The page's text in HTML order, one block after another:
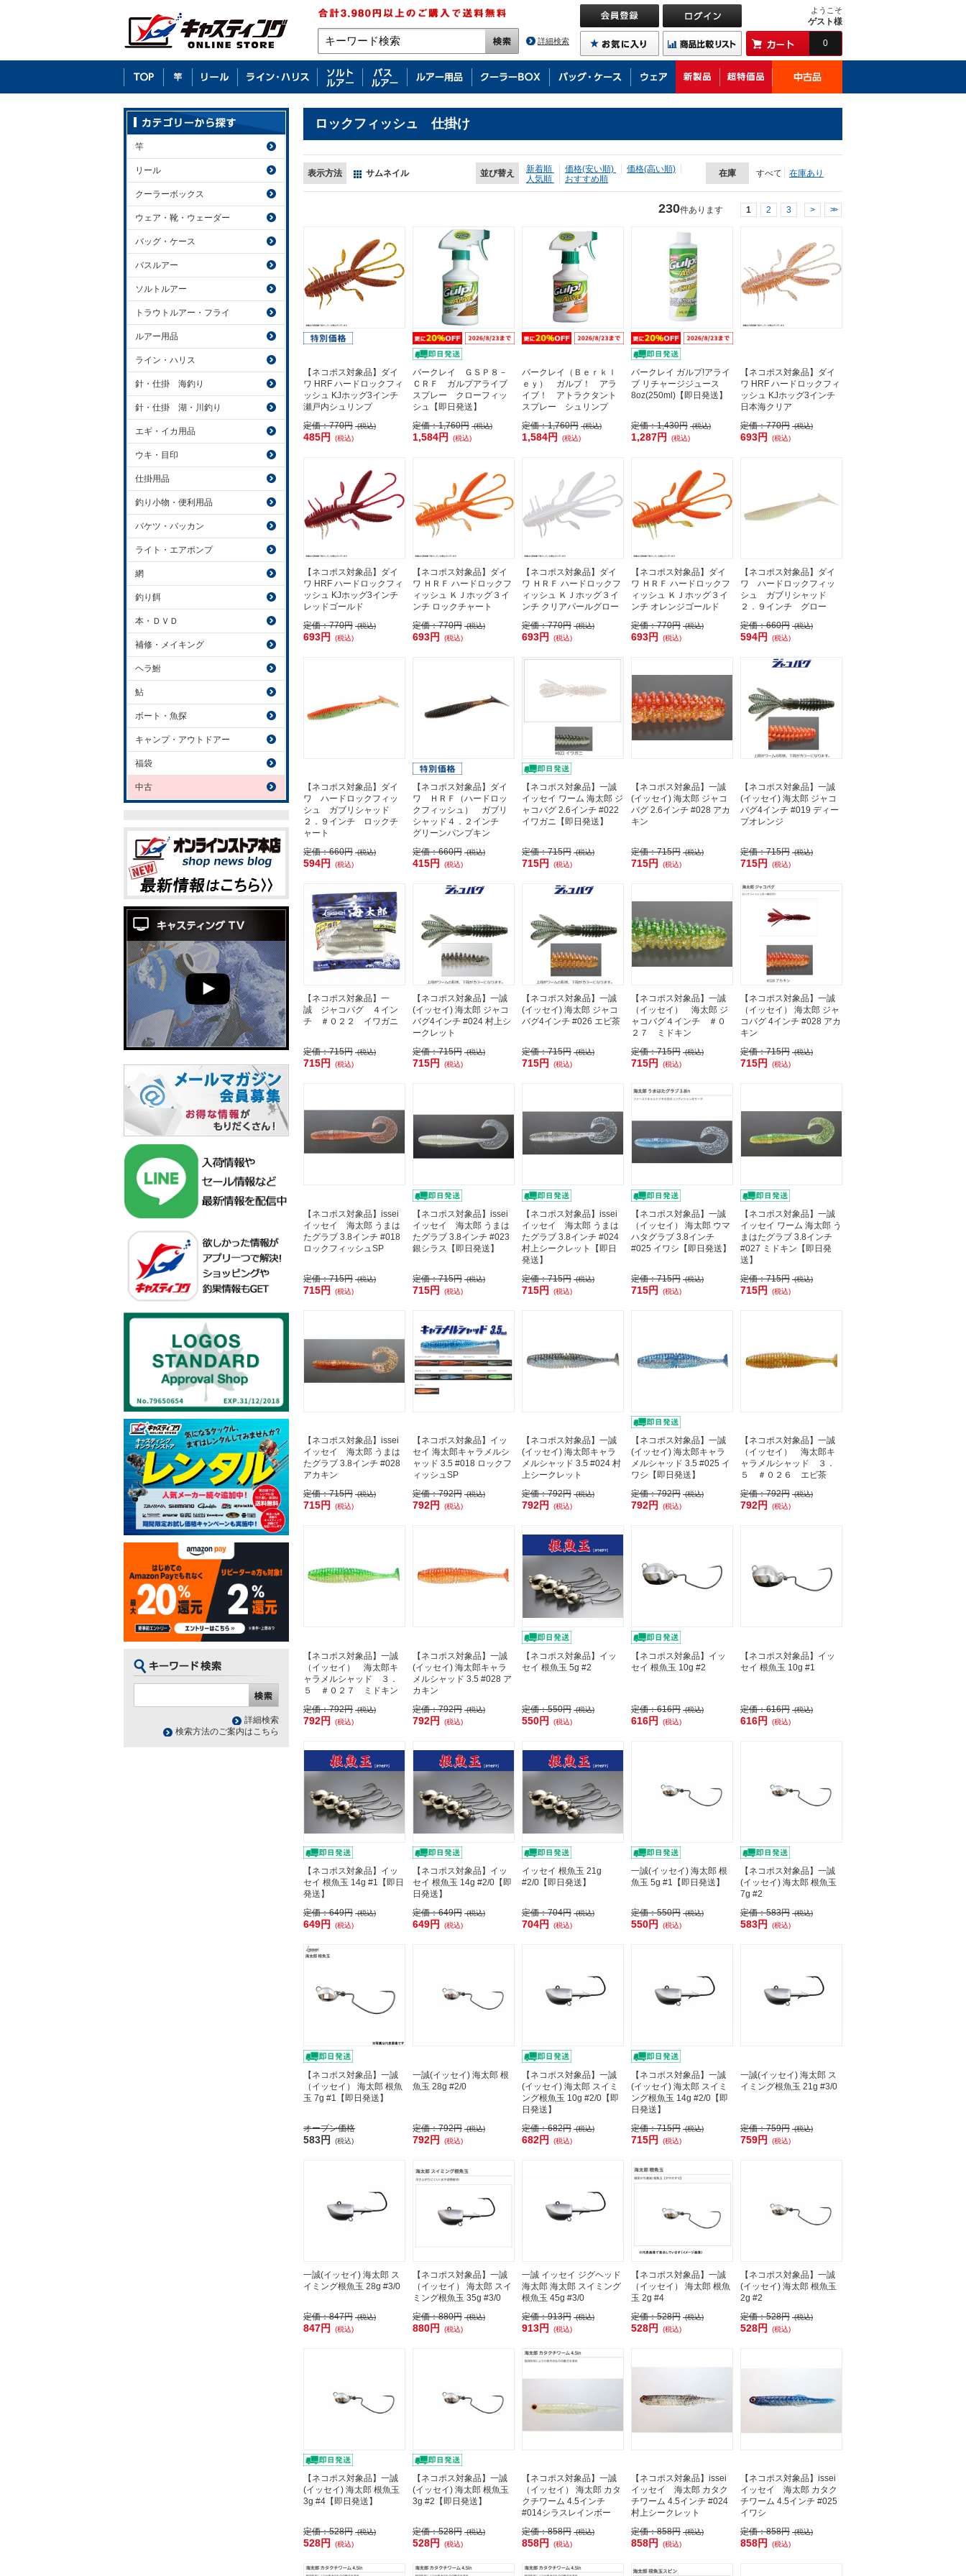
詳細検索
ようこそ
ゲスト様
0
ロックフィッシュ 仕掛け
表示方法 サムネイル 並び替え 新着順 価格(安い順)
価格(高い順)
人気順
おすすめ順
在庫 すべて 在庫あり
230件あります 1 2 3 > >>
【ネコポス対象品】ダイ
ワ HRF ハードロックフィ
ッシュ KJホッグ3インチ
瀬戸内シュリンプ
定価：770円 (税込)
485円 (税込)
バークレイ ＧＳＰ８－
ＣＲＦ ガルプアライブ
スプレー クローフィッ
シュ【即日発送】
定価：1,760円 (税込)
1,584円 (税込)
バークレイ（Ｂｅｒｋｌ
ｅｙ） ガルプ！ アラ
イブ！ アトラクタント
スプレー シュリンプ
定価：1,760円 (税込)
1,584円 (税込)
バークレイ ガルプ!アライ
ブ リチャージジュース
8oz(250ml)【即日発送】
定価：1,430円 (税込)
1,287円 (税込)
【ネコポス対象品】ダイ
ワ HRF ハードロックフィ
ッシュ KJホッグ3インチ
日本海クリア
定価：770円 (税込)
693円 (税込)
【ネコポス対象品】ダイ
ワ HRF ハードロックフィ
ッシュ KJホッグ3インチ
レッドゴールド
定価：770円 (税込)
693円 (税込)
【ネコポス対象品】ダイ
ワ ＨＲＦ ハードロックフ
ィッシュ ＫＪホッグ３イ
ンチ ロックチャート
定価：770円 (税込)
693円 (税込)
【ネコポス対象品】ダイ
ワ ＨＲＦ ハードロックフ
ィッシュ ＫＪホッグ３イ
ンチ クリアパールグロー
定価：770円 (税込)
693円 (税込)
【ネコポス対象品】ダイ
ワ ＨＲＦ ハードロックフ
ィッシュ ＫＪホッグ３イ
ンチ オレンジゴールド
定価：770円 (税込)
693円 (税込)
【ネコポス対象品】ダイ
ワ ハードロックフィッ
シュ ガブリシャッド
２．９インチ グロー
定価：660円 (税込)
594円 (税込)
【ネコポス対象品】ダイ
ワ ハードロックフィッ
シュ ガブリシャッド
２．９インチ ロックチ
ャート
定価：660円 (税込)
594円 (税込)
【ネコポス対象品】ダイ
ワ ＨＲＦ（ハードロッ
クフィッシュ） ガブリ
シャッド４．２インチ
グリーンパンプキン
定価：660円 (税込)
415円 (税込)
【ネコポス対象品】一誠
イッセイ ワーム 海太郎 ジ
ャコバグ 2.6インチ #022
イワガニ【即日発送】
定価：715円 (税込)
715円 (税込)
【ネコポス対象品】一誠
(イッセイ) 海太郎 ジャコ
バグ 2.6インチ #028 アカ
キン
定価：715円 (税込)
715円 (税込)
【ネコポス対象品】一誠
(イッセイ) 海太郎 ジャコ
バグ4インチ #019 ディー
プオレンジ
定価：715円 (税込)
715円 (税込)
【ネコポス対象品】一
誠 ジャコバグ ４イン
チ ＃０２２ イワガニ
定価：715円 (税込)
715円 (税込)
【ネコポス対象品】一誠
(イッセイ) 海太郎 ジャコ
バグ4インチ #024 村上シ
ークレット
定価：715円 (税込)
715円 (税込)
【ネコポス対象品】一誠
(イッセイ) 海太郎 ジャコ
バグ4インチ #026 エビ茶
定価：715円 (税込)
715円 (税込)
【ネコポス対象品】一誠
（イッセイ） 海太郎 ジ
ャコバグ４インチ ＃０
２７ ミドキン
定価：715円 (税込)
715円 (税込)
【ネコポス対象品】一誠
（イッセイ） 海太郎 ジャ
コバグ 4インチ #028 アカ
キン
定価：715円 (税込)
715円 (税込)
【ネコポス対象品】issei
イッセイ 海太郎 うまは
たグラブ 3.8インチ #018
ロックフィッシュSP
定価：715円 (税込)
715円 (税込)
【ネコポス対象品】issei
イッセイ 海太郎 うまは
たグラブ 3.8インチ #023
銀シラス【即日発送】
定価：715円 (税込)
715円 (税込)
【ネコポス対象品】issei
イッセイ 海太郎 うまは
たグラブ 3.8インチ #024
村上シークレット【即日
発送】
定価：715円 (税込)
715円 (税込)
【ネコポス対象品】一誠
（イッセイ） 海太郎 ウマ
ハタグラブ 3.8インチ
#025 イワシ【即日発送】
定価：715円 (税込)
715円 (税込)
【ネコポス対象品】一誠
イッセイ ワーム 海太郎 う
まはたグラブ 3.8インチ
#027 ミドキン【即日発
送】
定価：715円 (税込)
715円 (税込)
【ネコポス対象品】issei
イッセイ 海太郎 うまは
たグラブ 3.8インチ #028
アカキン
定価：715円 (税込)
715円 (税込)
【ネコポス対象品】イッ
セイ 海太郎キャラメルシ
ャッド 3.5 #018 ロックフ
ィッシュSP
定価：792円 (税込)
792円 (税込)
【ネコポス対象品】一誠
(イッセイ) 海太郎キャラ
メルシャッド 3.5 #024 村
上シークレット
定価：792円 (税込)
792円 (税込)
【ネコポス対象品】一誠
(イッセイ) 海太郎キャラ
メルシャッド 3.5 #025 イ
ワシ【即日発送】
定価：792円 (税込)
792円 (税込)
【ネコポス対象品】一誠
（イッセイ） 海太郎キ
ャラメルシャッド ３．
５ ＃０２６ エビ茶
定価：792円 (税込)
792円 (税込)
【ネコポス対象品】一誠
（イッセイ） 海太郎キ
ャラメルシャッド ３．
５ ＃０２７ ミドキン
定価：792円 (税込)
792円 (税込)
【ネコポス対象品】一誠
(イッセイ) 海太郎キャラ
メルシャッド 3.5 #028 ア
カキン
定価：792円 (税込)
792円 (税込)
【ネコポス対象品】イッ
セイ 根魚玉 5g #2
定価：550円 (税込)
550円 (税込)
【ネコポス対象品】イッ
セイ 根魚玉 10g #2
定価：616円 (税込)
616円 (税込)
【ネコポス対象品】イッ
セイ 根魚玉 10g #1
定価：616円 (税込)
616円 (税込)
【ネコポス対象品】イッ
セイ 根魚玉 14g #1【即日
発送】
定価：649円 (税込)
649円 (税込)
【ネコポス対象品】イッ
セイ 根魚玉 14g #2/0【即
日発送】
定価：649円 (税込)
649円 (税込)
イッセイ 根魚玉 21g
#2/0【即日発送】
定価：704円 (税込)
704円 (税込)
一誠(イッセイ) 海太郎 根
魚玉 5g #1【即日発送】
定価：550円 (税込)
550円 (税込)
【ネコポス対象品】一誠
(イッセイ) 海太郎 根魚玉
7g #2
定価：583円 (税込)
583円 (税込)
【ネコポス対象品】一誠
（イッセイ） 海太郎 根魚
玉 7g #1【即日発送】
オープン価格
583円 (税込)
一誠(イッセイ) 海太郎 根
魚玉 28g #2/0
定価：792円 (税込)
792円 (税込)
【ネコポス対象品】一誠
(イッセイ) 海太郎 スイミ
ング根魚玉 10g #2/0【即
日発送】
定価：682円 (税込)
682円 (税込)
【ネコポス対象品】一誠
(イッセイ) 海太郎 スイミ
ング根魚玉 14g #2/0【即
日発送】
定価：715円 (税込)
715円 (税込)
一誠(イッセイ) 海太郎 ス
イミング根魚玉 21g #3/0
定価：759円 (税込)
759円 (税込)
一誠(イッセイ) 海太郎 ス
イミング根魚玉 28g #3/0
定価：847円 (税込)
847円 (税込)
【ネコポス対象品】一誠
（イッセイ） 海太郎 スイ
ミング根魚玉 35g #3/0
定価：880円 (税込)
880円 (税込)
一誠 イッセイ ジグヘッド
海太郎 海太郎 スイミング
根魚玉 45g #3/0
定価：913円 (税込)
913円 (税込)
【ネコポス対象品】一誠
（イッセイ） 海太郎 根魚
玉 2g #4
定価：528円 (税込)
528円 (税込)
【ネコポス対象品】一誠
(イッセイ) 海太郎 根魚玉
2g #2
定価：528円 (税込)
528円 (税込)
【ネコポス対象品】一誠
(イッセイ) 海太郎 根魚玉
3g #4【即日発送】
定価：528円 (税込)
528円 (税込)
【ネコポス対象品】一誠
(イッセイ) 海太郎 根魚玉
3g #2【即日発送】
定価：528円 (税込)
528円 (税込)
【ネコポス対象品】一誠
（イッセイ） 海太郎 カタ
クチワーム 4.5インチ
#014シラスレインボー
定価：858円 (税込)
858円 (税込)
【ネコポス対象品】issei
イッセイ 海太郎 カタク
チワーム 4.5インチ #024
村上シークレット
定価：858円 (税込)
858円 (税込)
【ネコポス対象品】issei
イッセイ 海太郎 カタク
チワーム 4.5インチ #025
イワシ
定価：858円 (税込)
858円 (税込)
竿
リール
クーラーボックス
ウェア・靴・ウェーダー
バッグ・ケース
バスルアー
ソルトルアー
トラウトルアー・フライ
ルアー用品
ライン・ハリス
針・仕掛 海釣り
針・仕掛 湖・川釣り
エギ・イカ用品
ウキ・目印
仕掛用品
釣り小物・便利用品
バケツ・バッカン
ライト・エアポンプ
網
釣り餌
本・ＤＶＤ
補修・メイキング
ヘラ鮒
鮎
ボート・魚探
キャンプ・アウトドアー
福袋
中古
詳細検索
検索方法のご案内はこちら